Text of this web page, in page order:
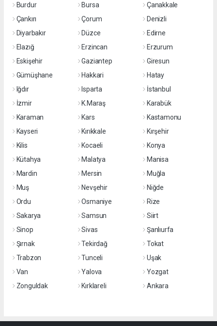
Burdur
Bursa
Çanakkale
Çankırı
Çorum
Denizli
Diyarbakır
Düzce
Edirne
Elazığ
Erzincan
Erzurum
Eskişehir
Gaziantep
Giresun
Gümüşhane
Hakkari
Hatay
Iğdır
Isparta
İstanbul
İzmir
K.Maraş
Karabük
Karaman
Kars
Kastamonu
Kayseri
Kırıkkale
Kırşehir
Kilis
Kocaeli
Konya
Kütahya
Malatya
Manisa
Mardin
Mersin
Muğla
Muş
Nevşehir
Niğde
Ordu
Osmaniye
Rize
Sakarya
Samsun
Siirt
Sinop
Sivas
Şanlıurfa
Şırnak
Tekirdağ
Tokat
Trabzon
Tunceli
Uşak
Van
Yalova
Yozgat
Zonguldak
Kırklareli Ankara